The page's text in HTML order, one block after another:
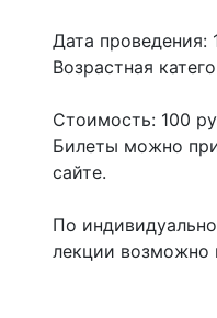
Дата проведения:
Возрастная
Стоимость: 100
Билеты можно
сайте.
По
лекции возможно